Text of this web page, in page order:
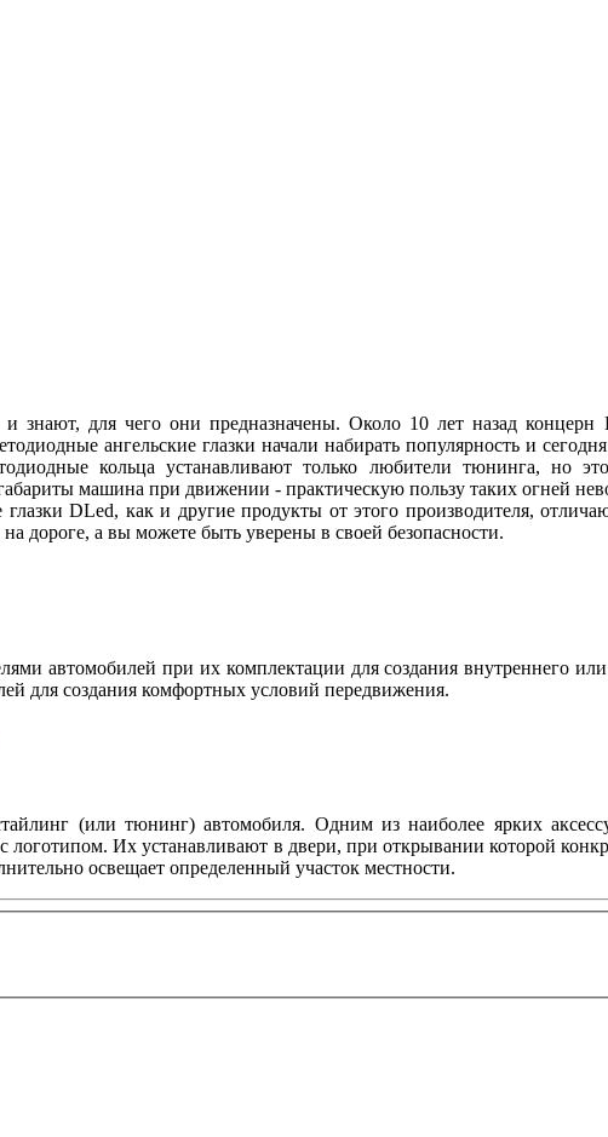
знают, для чего они предназначены. Около 10 лет назад
ангельские глазки начали набирать популярность и
кольца устанавливают только любители тюнинга, но
машина при движении - практическую пользу таких огней
DLed, как и другие продукты от этого производителя,
дороге, а вы можете быть уверены в своей безопасности.
автомобилей при их комплектации для создания внутреннего
для создания комфортных условий передвижения.
(или тюнинг) автомобиля. Одним из наиболее ярких
Их устанавливают в двери, при открывании которой
освещает определенный участок местности.